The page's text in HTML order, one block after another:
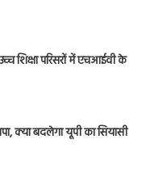
शिक्षा परिसरों में एचआईवी के
क्या बदलेगा यूपी का सियासी